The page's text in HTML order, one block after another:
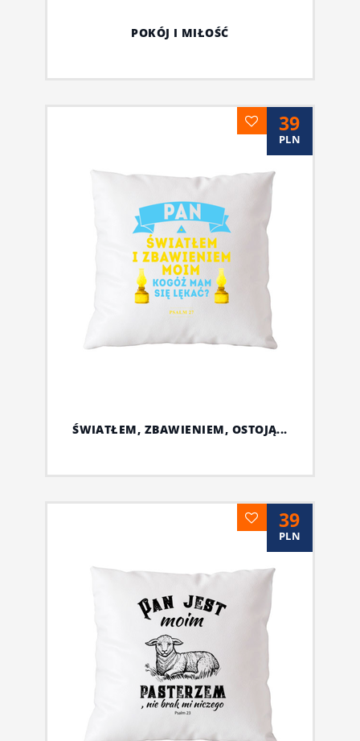
POKÓJ I MIŁOŚĆ
39
PLN
ŚWIATŁEM, ZBAWIENIEM, OSTOJĄ...
39
PLN